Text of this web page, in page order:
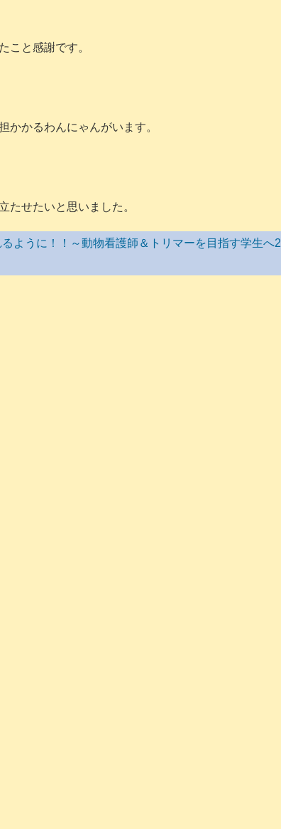
こと感謝です。
かるわんにゃんがいます。
たせたいと思いました。
ように！！～動物看護師＆トリマーを目指す学生へ2